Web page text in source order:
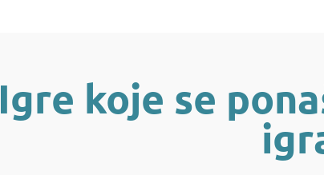
Igre koje se